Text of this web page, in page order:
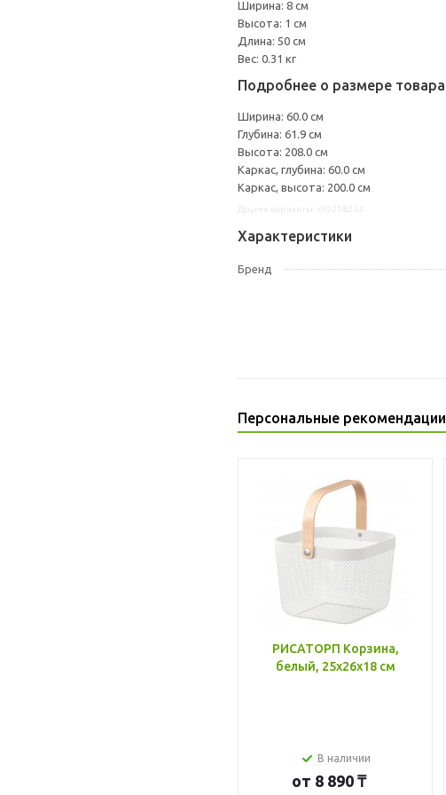
Ширина: 8 см
Высота: 1 см
Длина: 50 см
Вес: 0.31 кг
Подробнее о размере товара
Ширина: 60.0 см
Глубина: 61.9 см
Высота: 208.0 см
Каркас, глубина: 60.0 см
Каркас, высота: 200.0 см
Характеристики
Бренд
Персональные рекомендации
РИСАТОРП Корзина,
белый, 25x26x18 см
В наличии
от 8 890 ₸